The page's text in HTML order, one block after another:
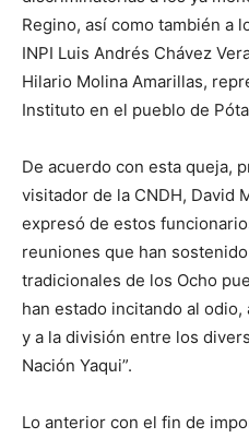
Regino, así como también a
INPI Luis Andrés Chávez
Hilario Molina Amarillas,
Instituto en el pueblo de
De acuerdo con esta queja,
visitador de la CNDH, David
expresó de estos
reuniones que han
tradicionales de los Ocho
han estado incitando al
y a la división entre los
Nación Yaqui”.
Lo anterior con el fin de